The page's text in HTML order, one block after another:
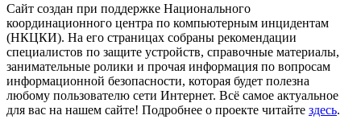
Сайт создан при поддержке Национального
координационного центра по компьютерным инцидентам
(НКЦКИ). На его страницах собраны рекомендации
специалистов по защите устройств, справочные материалы,
занимательные ролики и прочая информация по вопросам
информационной безопасности, которая будет полезна
любому пользователю сети Интернет. Всё самое актуальное
для вас на нашем сайте! Подробнее о проекте читайте здесь.